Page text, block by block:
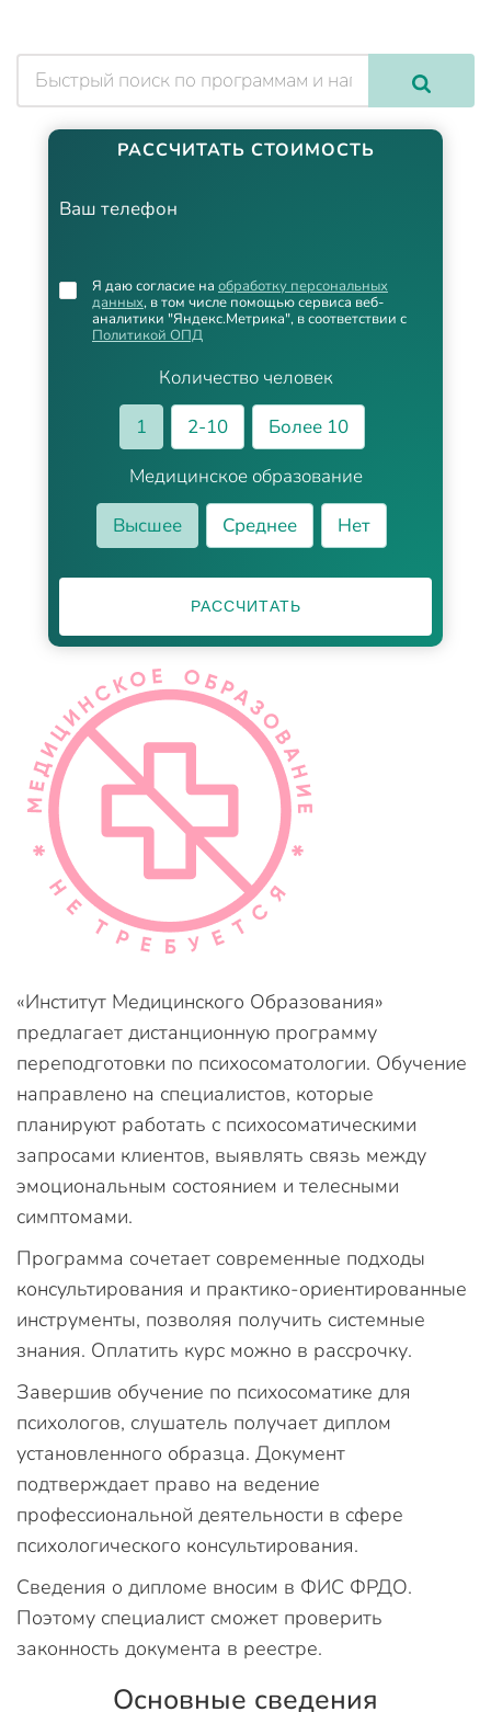
РАССЧИТАТЬ СТОИМОСТЬ
Ваш телефон
Количество человек
1
2-10
Более 10
Медицинское образование
Высшее
Среднее Нет
Я даю согласие на обработку персональных
данных, в том числе помощью сервиса веб-
аналитики "Яндекс.Метрика", в соответствии с
Политикой ОПД
РАССЧИТАТЬ
«Институт Медицинского Образования»
предлагает дистанционную программу
переподготовки по психосоматологии. Обучение
направлено на специалистов, которые
планируют работать с психосоматическими
запросами клиентов, выявлять связь между
эмоциональным состоянием и телесными
симптомами.
Программа сочетает современные подходы
консультирования и практико-ориентированные
инструменты, позволяя получить системные
знания. Оплатить курс можно в рассрочку.
Завершив обучение по психосоматике для
психологов, слушатель получает диплом
установленного образца. Документ
подтверждает право на ведение
профессиональной деятельности в сфере
психологического консультирования.
Сведения о дипломе вносим в ФИС ФРДО.
Поэтому специалист сможет проверить
законность документа в реестре.
Основные сведения